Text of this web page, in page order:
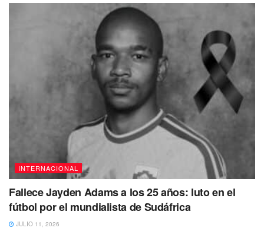
INTERNACIONAL
Fallece Jayden Adams a los 25 años: luto en el
fútbol por el mundialista de Sudáfrica
JULIO 11, 2026